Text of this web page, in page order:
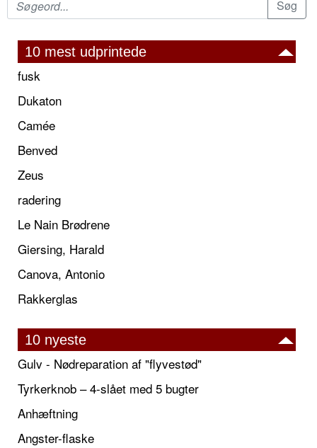
10 mest udprintede
fusk
Dukaton
Camée
Benved
Zeus
radering
Le Nain Brødrene
Giersing, Harald
Canova, Antonio
Rakkerglas
10 nyeste
Gulv - Nødreparation af "flyvestød"
Tyrkerknob – 4-slået med 5 bugter
Anhæftning
Angster-flaske